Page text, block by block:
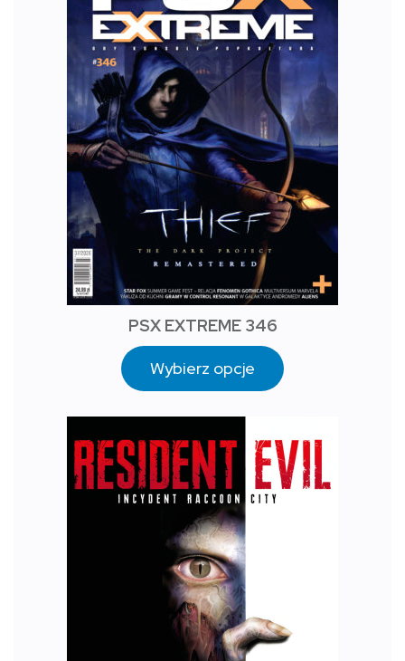
PSX EXTREME 346
Wybierz opcje